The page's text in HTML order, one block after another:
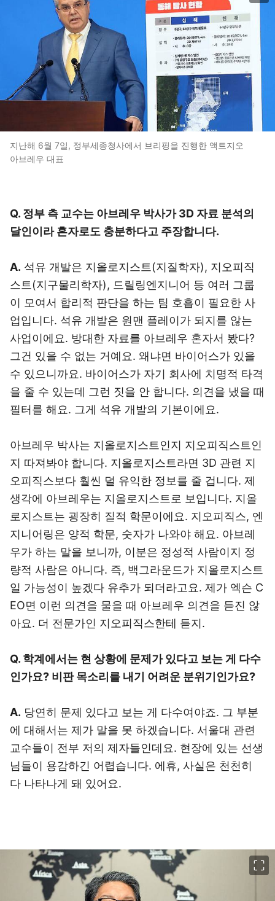
지난해 6월 7일, 정부세종청사에서 브리핑을 진행한 액트지오
아브레우 대표
Q. 정부 측 교수는 아브레우 박사가 3D 자료 분석의
달인이라 혼자로도 충분하다고 주장합니다.
A. 석유 개발은 지올로지스트(지질학자), 지오피직
스트(지구물리학자), 드릴링엔지니어 등 여러 그룹
이 모여서 합리적 판단을 하는 팀 호흡이 필요한 사
업입니다. 석유 개발은 원맨 플레이가 되지를 않는
사업이에요. 방대한 자료를 아브레우 혼자서 봤다?
그건 있을 수 없는 거예요. 왜냐면 바이어스가 있을
수 있으니까요. 바이어스가 자기 회사에 치명적 타격
을 줄 수 있는데 그런 짓을 안 합니다. 의견을 냈을 때
필터를 해요. 그게 석유 개발의 기본이에요.
아브레우 박사는 지올로지스트인지 지오피직스트인
지 따져봐야 합니다. 지올로지스트라면 3D 관련 지
오피직스보다 훨씬 덜 유익한 정보를 줄 겁니다. 제
생각에 아브레우는 지올로지스트로 보입니다. 지올
로지스트는 굉장히 질적 학문이에요. 지오피직스, 엔
지니어링은 양적 학문, 숫자가 나와야 해요. 아브레
우가 하는 말을 보니까, 이분은 정성적 사람이지 정
량적 사람은 아니다. 즉, 백그라운드가 지올로지스트
일 가능성이 높겠다 유추가 되더라고요. 제가 엑슨 C
EO면 이런 의견을 물을 때 아브레우 의견을 듣진 않
아요. 더 전문가인 지오피직스한테 듣지.
Q. 학계에서는 현 상황에 문제가 있다고 보는 게 다수
인가요? 비판 목소리를 내기 어려운 분위기인가요?
A. 당연히 문제 있다고 보는 게 다수여야죠. 그 부분
에 대해서는 제가 말을 못 하겠습니다. 서울대 관련
교수들이 전부 저의 제자들인데요. 현장에 있는 선생
님들이 용감하긴 어렵습니다. 에휴, 사실은 천천히
다 나타나게 돼 있어요.